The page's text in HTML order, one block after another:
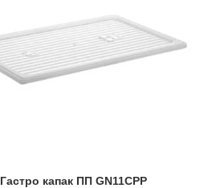
Гастро капак ПП GN11CPP